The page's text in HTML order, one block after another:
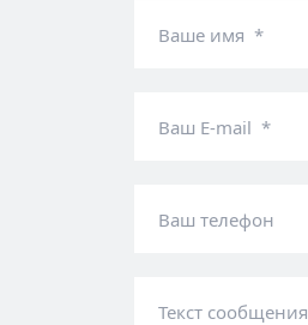
Ваше имя *
Ваш E-mail *
Ваш телефон
Текст сообщения